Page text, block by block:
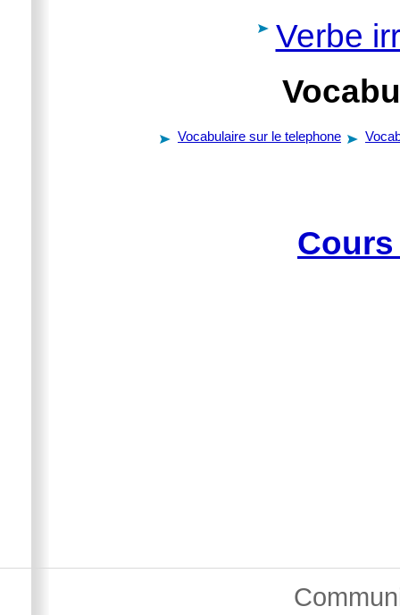
Verbe
Vocabulaire sur le telephone